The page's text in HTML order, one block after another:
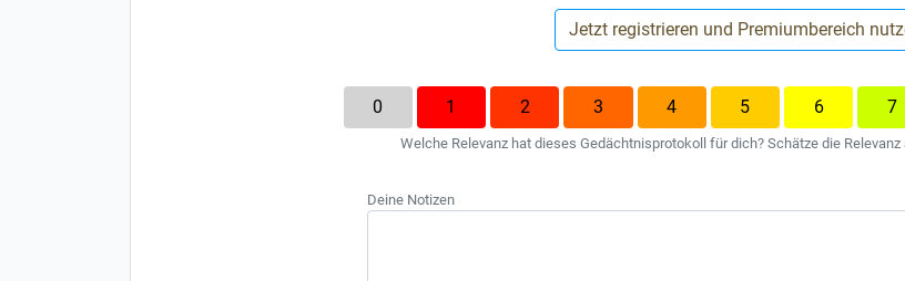
Jetzt registrieren und Premiumbereich
0 1 2 3 4 5 6 7
Welche Relevanz hat dieses Gedächtnisprotokoll für dich? Schätze die
Deine Notizen